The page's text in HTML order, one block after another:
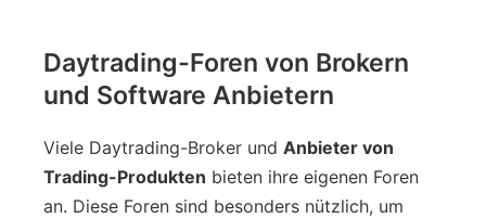
Daytrading-Foren von Brokern
und Software Anbietern
Viele Daytrading-Broker und Anbieter von
Trading-Produkten bieten ihre eigenen Foren
an. Diese Foren sind besonders nützlich, um